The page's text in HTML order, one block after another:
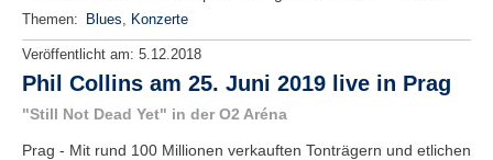
Themen: Blues, Konzerte
Veröffentlicht am: 5.12.2018
Phil Collins am 25. Juni 2019 live in Prag
"Still Not Dead Yet" in der O2 Aréna
Prag - Mit rund 100 Millionen verkauften Tonträgern und etlichen